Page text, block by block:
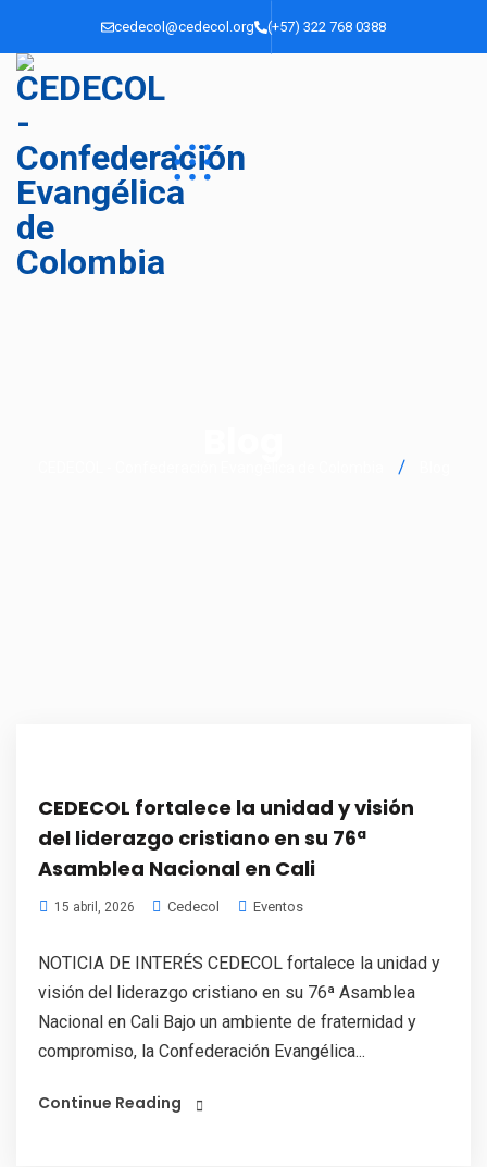
cedecol@cedecol.org (+57) 322 768 0388
CEDECOL fortalece la unidad y visión
del liderazgo cristiano en su 76ª
Asamblea Nacional en Cali
15 abril, 2026 Cedecol Eventos
NOTICIA DE INTERÉS CEDECOL fortalece la unidad y
visión del liderazgo cristiano en su 76ª Asamblea
Nacional en Cali Bajo un ambiente de fraternidad y
compromiso, la Confederación Evangélica...
Continue Reading